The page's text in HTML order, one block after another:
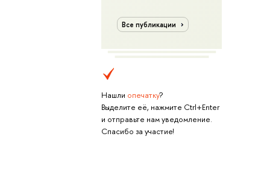
Все публикации
Нашли опечатку?
Выделите её, нажмите Ctrl+Enter
и отправьте нам уведомление.
Спасибо за участие!